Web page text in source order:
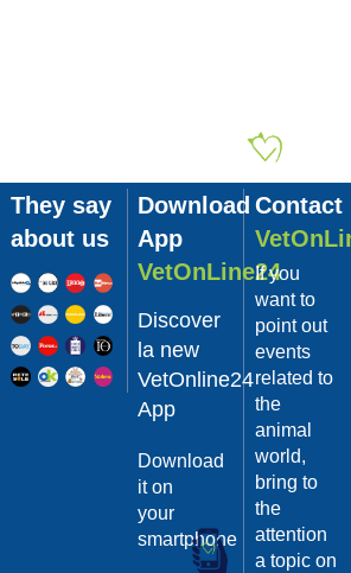
They say
about us
Download
App
VetOnLine24
Discover
la new
VetOnline24
App
Download
it on
your
smartphone
Contact
If you
want to
point out
events
related to
the
animal
world,
bring to
the
attention
a topic on